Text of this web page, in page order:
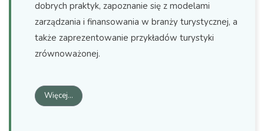
dobrych praktyk, zapoznanie się z modelami
zarządzania i finansowania w branży turystycznej, a
także zaprezentowanie przykładów turystyki
zrównoważonej.
Więcej…